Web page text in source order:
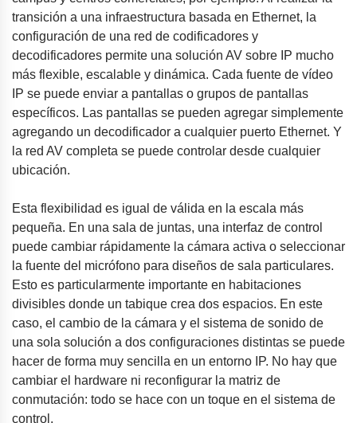
transición a una infraestructura basada en Ethernet, la
configuración de una red de codificadores y
decodificadores permite una solución AV sobre IP mucho
más flexible, escalable y dinámica. Cada fuente de vídeo
IP se puede enviar a pantallas o grupos de pantallas
específicos. Las pantallas se pueden agregar simplemente
agregando un decodificador a cualquier puerto Ethernet. Y
la red AV completa se puede controlar desde cualquier
ubicación.
Esta flexibilidad es igual de válida en la escala más
pequeña. En una sala de juntas, una interfaz de control
puede cambiar rápidamente la cámara activa o seleccionar
la fuente del micrófono para diseños de sala particulares.
Esto es particularmente importante en habitaciones
divisibles donde un tabique crea dos espacios. En este
caso, el cambio de la cámara y el sistema de sonido de
una sola solución a dos configuraciones distintas se puede
hacer de forma muy sencilla en un entorno IP. No hay que
cambiar el hardware ni reconfigurar la matriz de
conmutación: todo se hace con un toque en el sistema de
control.